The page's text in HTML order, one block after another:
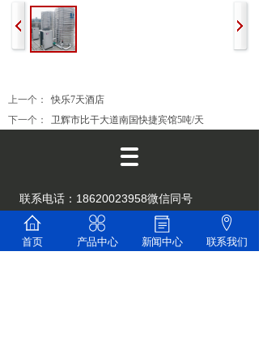
上一个：
快乐7天酒店
下一个：
卫辉市比干大道南国快捷宾馆5吨/天
联系电话：18620023958微信同号
13054426688
邮 箱： 427802808@qq.com
地 址：肇庆智慧新能源产业园3栋
首页 产品中心 新闻中心 联系我们